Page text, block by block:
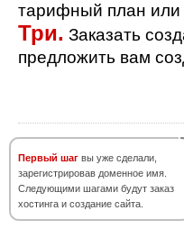
тарифный план или
Три. Заказать
предложить вам
Первый шаг вы уже сделали,
зарегистрировав доменное имя.
Следующими шагами будут заказ
хостинга и создание сайта.